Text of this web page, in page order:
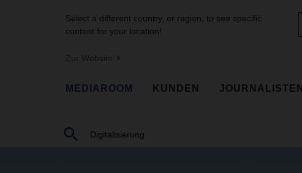
Select a different country, or region, to see specific
content for your location!
Zur Website
MEDIAROOM KUNDEN JOURNALISTEN